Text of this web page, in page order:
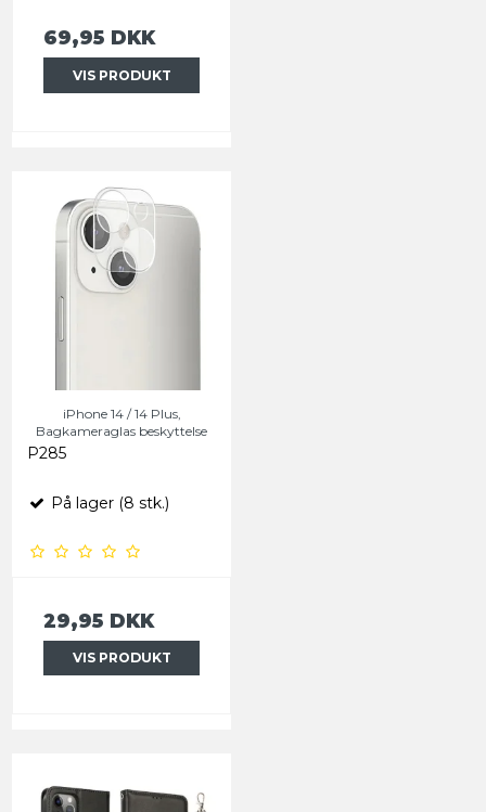
69,95 DKK
VIS PRODUKT
iPhone 14 / 14 Plus,
Bagkameraglas beskyttelse
P285
På lager (8 stk.)
29,95 DKK
VIS PRODUKT